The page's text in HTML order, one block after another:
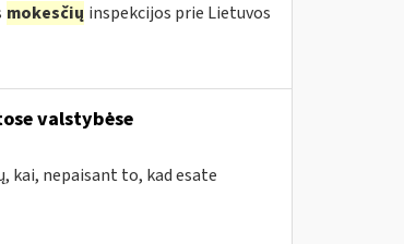
mokesčių inspekcijos prie Lietuvos
valstybėse
kai, nepaisant to, kad esate